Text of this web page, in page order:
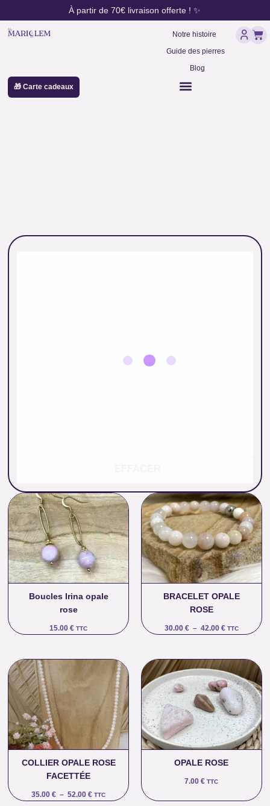
au
contenu
À partir de 70€ livraison offerte ! ✨
Notre histoire
Guide des pierres
Blog
🎁 Carte cadeaux
Boucles Irina opale
rose
15.00€ TTC
BRACELET OPALE
ROSE
30.00 € – 42.00 €
Plage
de
prix :
30.00 €
à
42.00 €
TTC
COLLIER OPALE ROSE
FACETTÉE
35.00€ – 52.00€
35.00 €
52.00 €
TTC
OPALE ROSE
7.00€ TTC